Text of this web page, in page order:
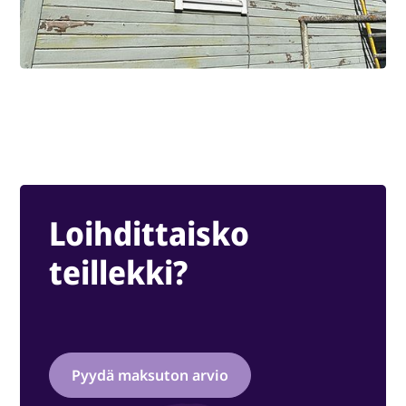
Loihdittaisko
teillekki?
Pyydä maksuton arvio